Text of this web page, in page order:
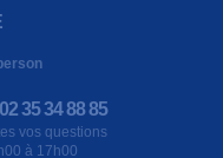
35 34 88 85
vos questions
à 17h00